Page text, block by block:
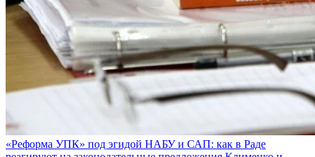
«Реформа УПК» под эгидой НАБУ и САП: как в Раде